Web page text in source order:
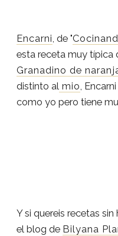
Encarni, de "
esta receta muy típica
Granadino de
distinto al mio,
como yo pero tiene
Y si quereis recetas
el blog de Bilyana